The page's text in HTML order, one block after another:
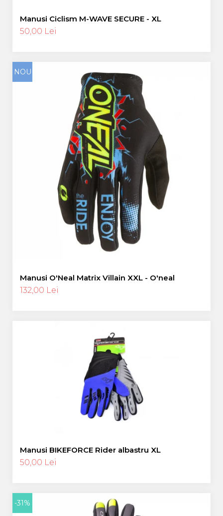
Manusi Ciclism M-WAVE SECURE - XL
50,00 Lei
NOU
Manusi O'Neal Matrix Villain XXL - O'neal
132,00 Lei
Manusi BIKEFORCE Rider albastru XL
50,00 Lei
-31%